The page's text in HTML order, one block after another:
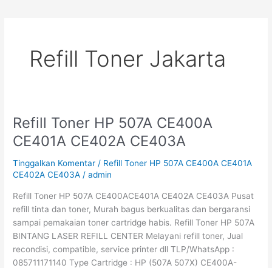
Refill Toner Jakarta
Refill Toner HP 507A CE400A
CE401A CE402A CE403A
Tinggalkan Komentar / Refill Toner HP 507A CE400A CE401A
CE402A CE403A /admin
Refill Toner HP 507A CE400ACE401A CE402A CE403A Pusat
refill tinta dan toner, Murah bagus berkualitas dan bergaransi
sampai pemakaian toner cartridge habis. Refill Toner HP 507A
BINTANG LASER REFILL CENTER Melayani refill toner, Jual
recondisi, compatible, service printer dll TLP/WhatsApp :
085711171140 Type Cartridge : HP (507A 507X) CE400A-
Refill
Toner
HP
507A
CE400A
CE402A
CE403A